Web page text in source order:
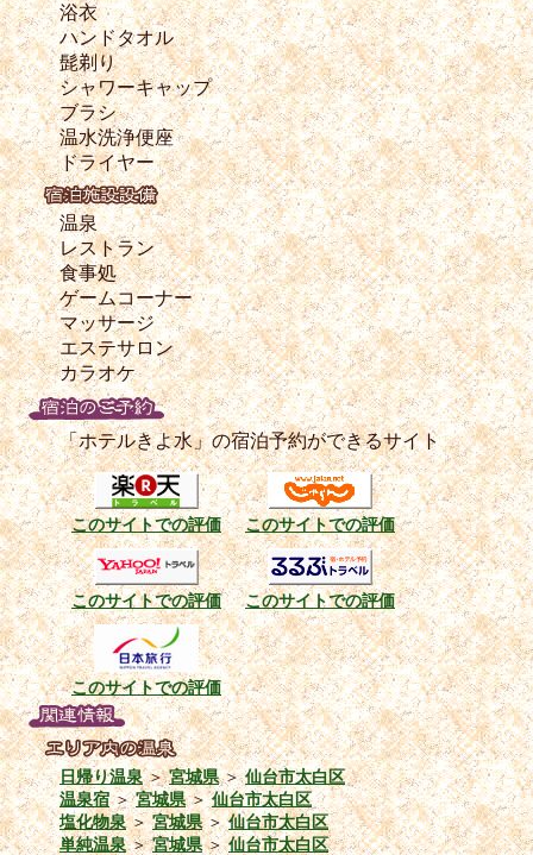
浴衣
ハンドタオル
髭剃り
シャワーキャップ
ブラシ
温水洗浄便座
ドライヤー
温泉
レストラン
食事処
ゲームコーナー
マッサージ
エステサロン
カラオケ
「ホテルきよ水」の宿泊予約ができるサイト
このサイトでの評価 このサイトでの評価
このサイトでの評価 このサイトでの評価
このサイトでの評価
日帰り温泉＞宮城県＞仙台市太白区
温泉宿＞宮城県＞仙台市太白区
塩化物泉＞宮城県＞仙台市太白区
単純温泉＞宮城県＞仙台市太白区